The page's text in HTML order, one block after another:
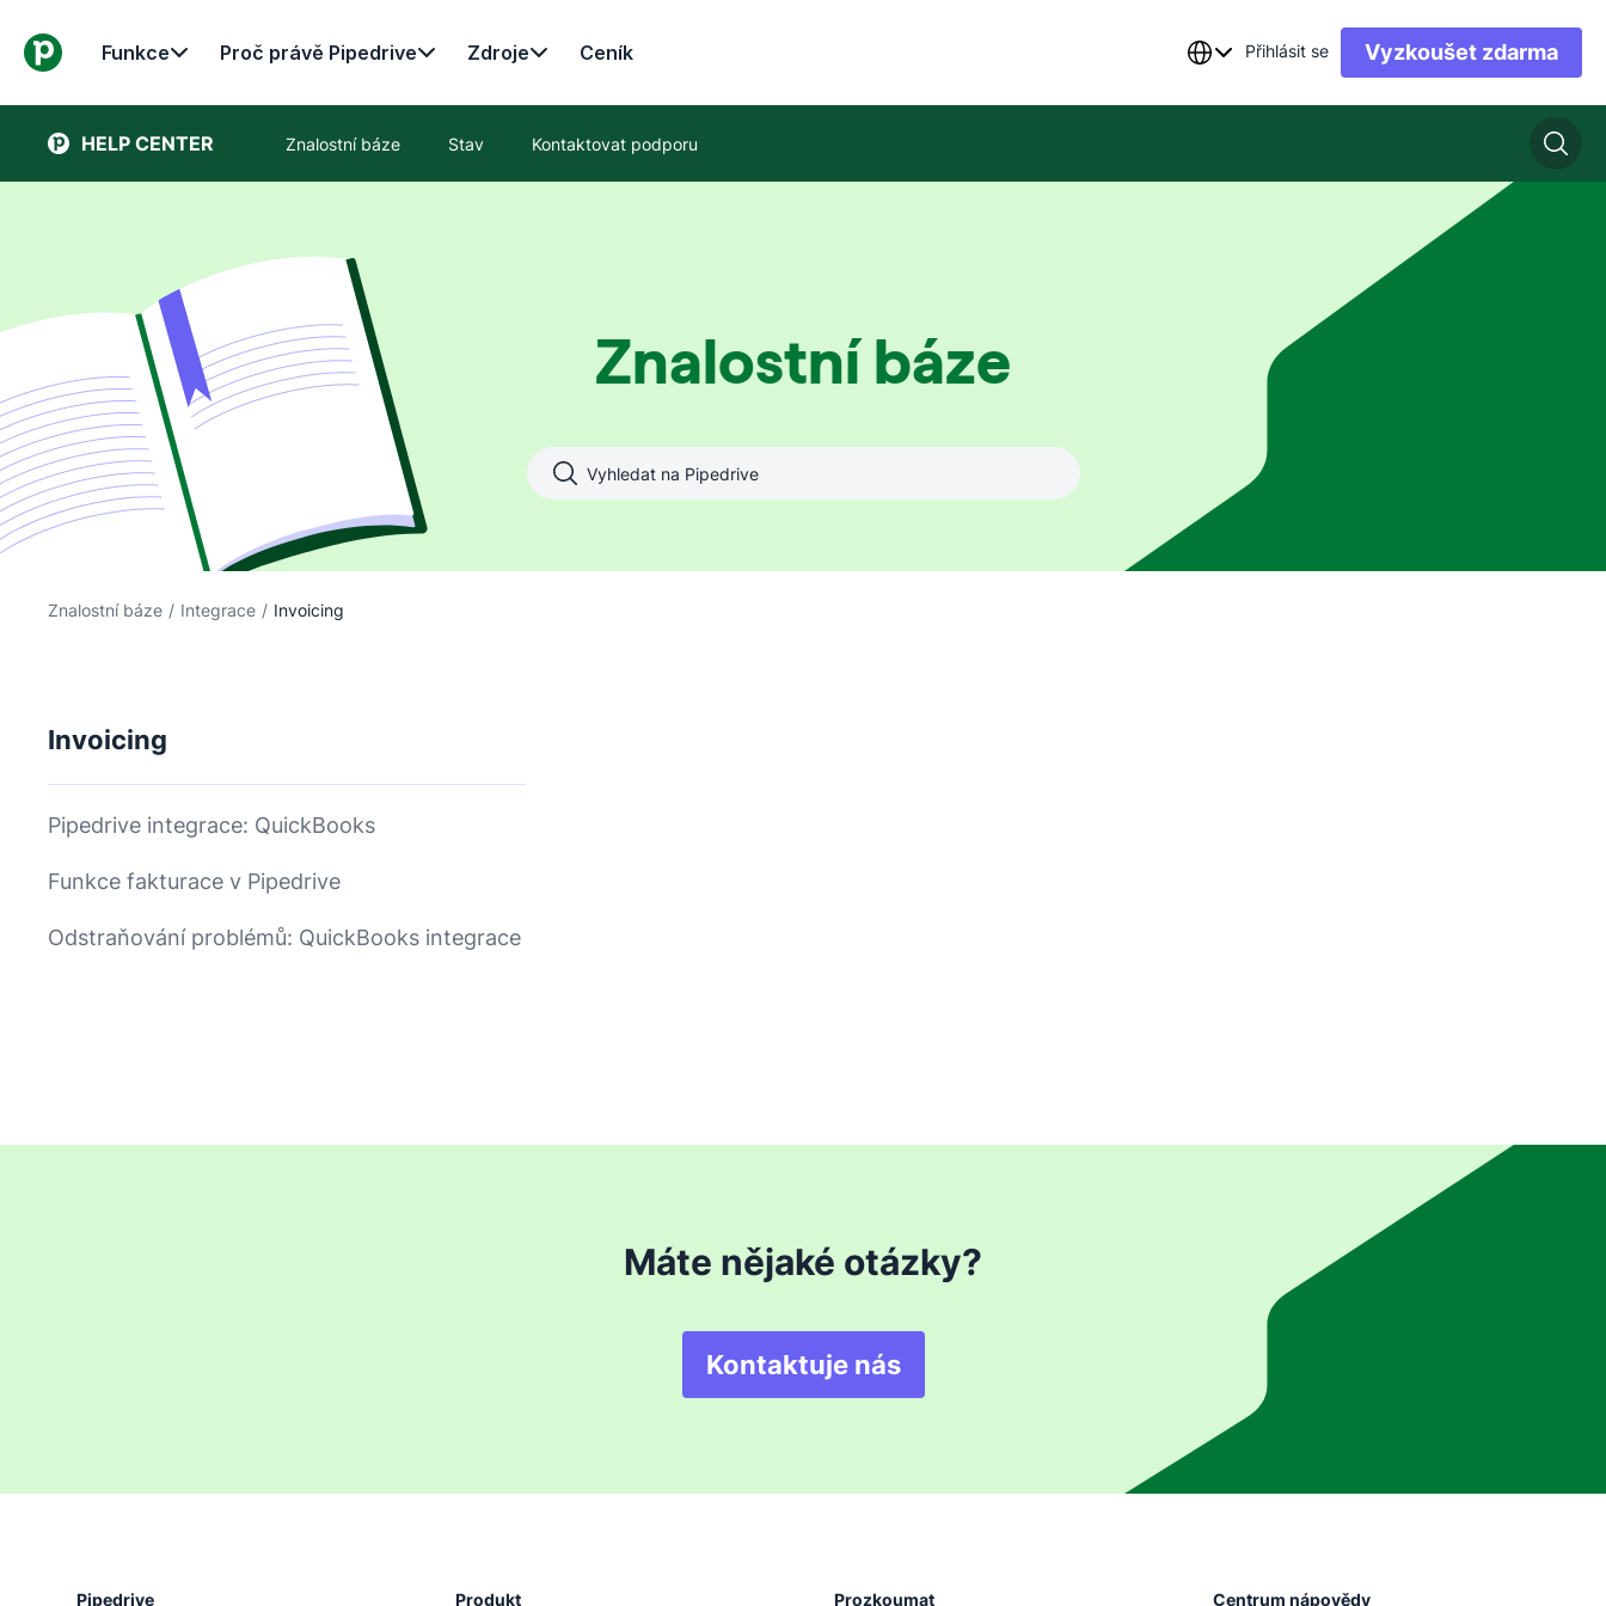
Funkce Proč právě Pipedrive Zdroje Ceník Přihlásit se Vyzkoušet zdarma
HELP CENTER Znalostní báze Stav Kontaktovat podporu
Znalostní báze
Znalostní báze / Integrace / Invoicing
Invoicing
Pipedrive integrace: QuickBooks
Funkce fakturace v Pipedrive
Odstraňování problémů: QuickBooks integrace
Máte nějaké otázky?
Kontaktuje nás
Pipedrive Produkt Prozkoumat Centrum nápovědy